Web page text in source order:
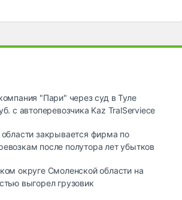
"Пари" через суд в Туле
с автоперевозчика Kaz TralServiece
закрывается фирма по
после полутора лет убытков
округе Смоленской области на
выгорел грузовик